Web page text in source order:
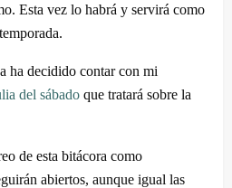
Esta vez lo habrá y servirá como
ha decidido contar con mi
del sábado que tratará sobre la
de esta bitácora como
abiertos, aunque igual las